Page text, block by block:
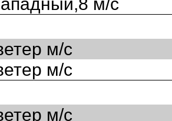
м/с
м/с
м/с